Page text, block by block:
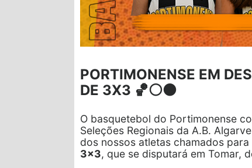
PORTIMONENSE EM
DE 3X3 🏀⚪⚫
O basquetebol do Portimonense
Seleções Regionais da A.B.
dos nossos atletas chamados
3x3, que se disputará em Tomar,